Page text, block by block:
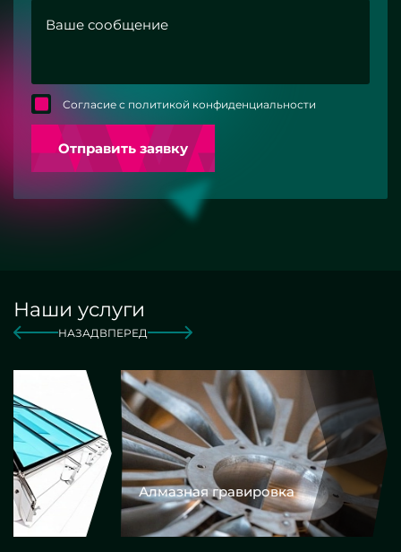
Согласие с политикой конфиденциальности
Отправить заявку
Наши услуги
НАЗАД ВПЕРЕД
Алмазная гравировка